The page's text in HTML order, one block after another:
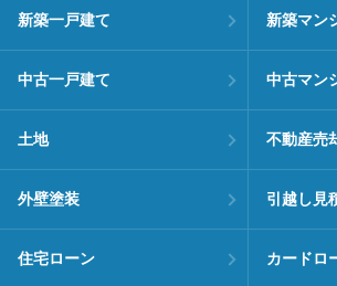
新築一戸建て 新築マン
中古一戸建て 中古マン
土地 不動産売
外壁塗装 引越し見
住宅ローン カードロ